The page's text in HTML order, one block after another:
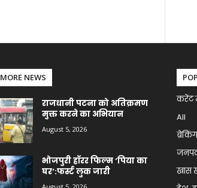
NEWS
राजधानी पटना को अतिक्रमण
मुक्त करने का अभियान
August 5, 2026
भोजपुरी हॉरर फिल्म ‘पिया का
घर’:फर्स्ट लुक जारी
करेंट
All
खास